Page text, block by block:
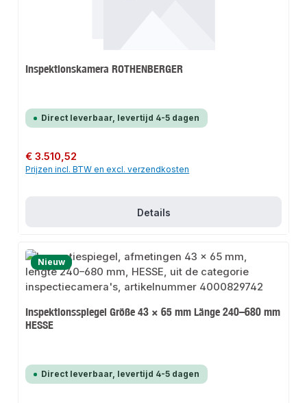
Inspektionskamera ROTHENBERGER
Direct leverbaar, levertijd 4-5 dagen
Normale prijs:
€ 3.510,52
Prijzen incl. BTW en excl. verzendkosten
Details
Nieuw
Inspektionsspiegel Größe 43 × 65 mm Länge 240–680 mm
HESSE
Direct leverbaar, levertijd 4-5 dagen